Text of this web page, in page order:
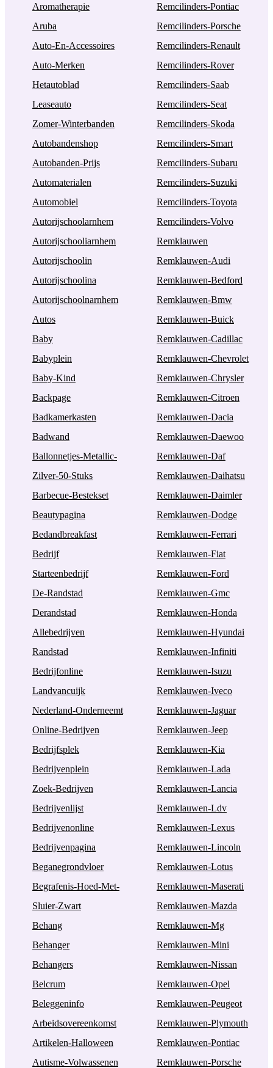
Aromatherapie
Aruba
Auto-En-Accessoires
Auto-Merken
Hetautoblad
Leaseauto
Zomer-Winterbanden
Autobandenshop
Autobanden-Prijs
Automaterialen
Automobiel
Autorijschoolarnhem
Autorijschooliarnhem
Autorijschoolin
Autorijschoolina
Autorijschoolnarnhem
Autos
Baby
Babyplein
Baby-Kind
Backpage
Badkamerkasten
Badwand
Ballonnetjes-Metallic-
Zilver-50-Stuks
Barbecue-Bestekset
Beautypagina
Bedandbreakfast
Bedrijf
Starteenbedrijf
De-Randstad
Derandstad
Allebedrijven
Randstad
Bedrijfonline
Landvancuijk
Nederland-Onderneemt
Online-Bedrijven
Bedrijfsplek
Bedrijvenplein
Zoek-Bedrijven
Bedrijvenlijst
Bedrijvenonline
Bedrijvenpagina
Beganegrondvloer
Begrafenis-Hoed-Met-
Sluier-Zwart
Behang
Behanger
Behangers
Belcrum
Beleggeninfo
Arbeidsovereenkomst
Artikelen-Halloween
Autisme-Volwassenen
Remcilinders-Pontiac
Remcilinders-Porsche
Remcilinders-Renault
Remcilinders-Rover
Remcilinders-Saab
Remcilinders-Seat
Remcilinders-Skoda
Remcilinders-Smart
Remcilinders-Subaru
Remcilinders-Suzuki
Remcilinders-Toyota
Remcilinders-Volvo
Remklauwen
Remklauwen-Audi
Remklauwen-Bedford
Remklauwen-Bmw
Remklauwen-Buick
Remklauwen-Cadillac
Remklauwen-Chevrolet
Remklauwen-Chrysler
Remklauwen-Citroen
Remklauwen-Dacia
Remklauwen-Daewoo
Remklauwen-Daf
Remklauwen-Daihatsu
Remklauwen-Daimler
Remklauwen-Dodge
Remklauwen-Ferrari
Remklauwen-Fiat
Remklauwen-Ford
Remklauwen-Gmc
Remklauwen-Honda
Remklauwen-Hyundai
Remklauwen-Infiniti
Remklauwen-Isuzu
Remklauwen-Iveco
Remklauwen-Jaguar
Remklauwen-Jeep
Remklauwen-Kia
Remklauwen-Lada
Remklauwen-Lancia
Remklauwen-Ldv
Remklauwen-Lexus
Remklauwen-Lincoln
Remklauwen-Lotus
Remklauwen-Maserati
Remklauwen-Mazda
Remklauwen-Mg
Remklauwen-Mini
Remklauwen-Nissan
Remklauwen-Opel
Remklauwen-Peugeot
Remklauwen-Plymouth
Remklauwen-Pontiac
Remklauwen-Porsche